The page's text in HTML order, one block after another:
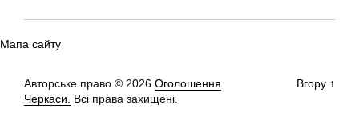
Мапа сайту
Авторське право © 2026 Оголошення
Черкаси.
Всі права захищені.
Вгору ↑